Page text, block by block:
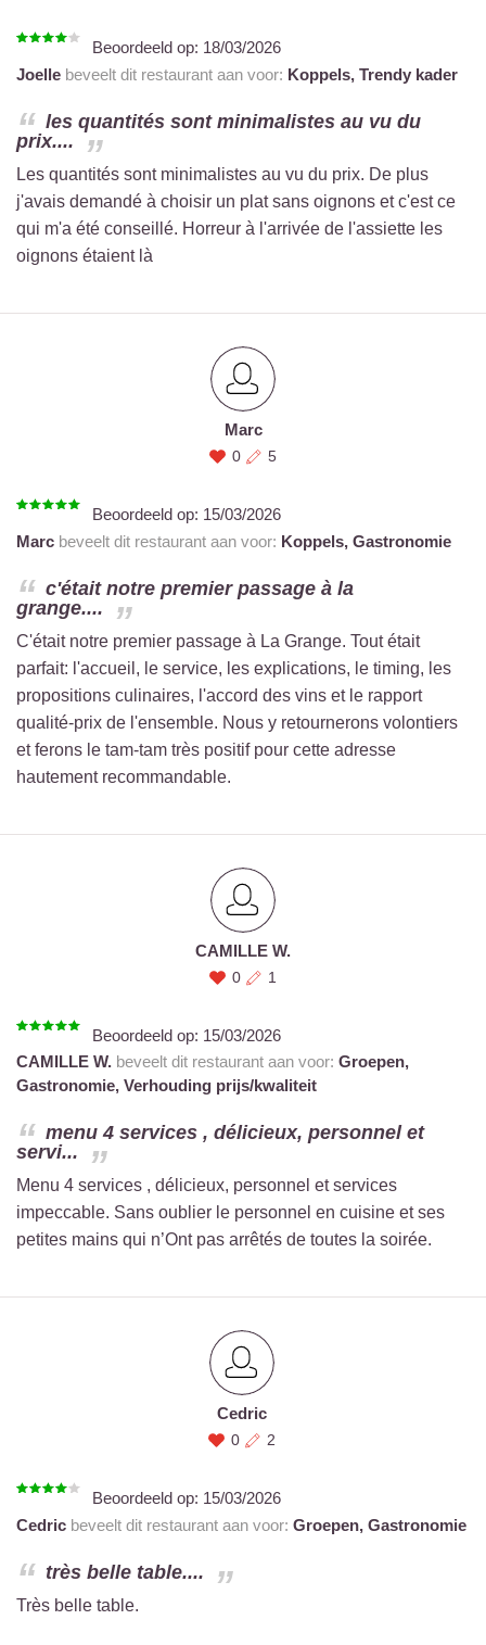
Beoordeeld op: 18/03/2026
Joelle beveelt dit restaurant aan voor: Koppels, Trendy kader
les quantités sont minimalistes au vu du
prix....
Les quantités sont minimalistes au vu du prix. De plus
j'avais demandé à choisir un plat sans oignons et c'est ce
qui m'a été conseillé. Horreur à l'arrivée de l'assiette les
oignons étaient là
Marc
0 5
Beoordeeld op: 15/03/2026
Marc beveelt dit restaurant aan voor: Koppels, Gastronomie
c'était notre premier passage à la
grange....
C'était notre premier passage à La Grange. Tout était
parfait: l'accueil, le service, les explications, le timing, les
propositions culinaires, l'accord des vins et le rapport
qualité-prix de l'ensemble. Nous y retournerons volontiers
et ferons le tam-tam très positif pour cette adresse
hautement recommandable.
CAMILLE W.
0 1
Beoordeeld op: 15/03/2026
CAMILLE W. beveelt dit restaurant aan voor: Groepen,
Gastronomie, Verhouding prijs/kwaliteit
menu 4 services , délicieux, personnel et
servi...
Menu 4 services , délicieux, personnel et services
impeccable. Sans oublier le personnel en cuisine et ses
petites mains qui n’Ont pas arrêtés de toutes la soirée.
Cedric
0 2
Beoordeeld op: 15/03/2026
Cedric beveelt dit restaurant aan voor: Groepen, Gastronomie
très belle table....
Très belle table.